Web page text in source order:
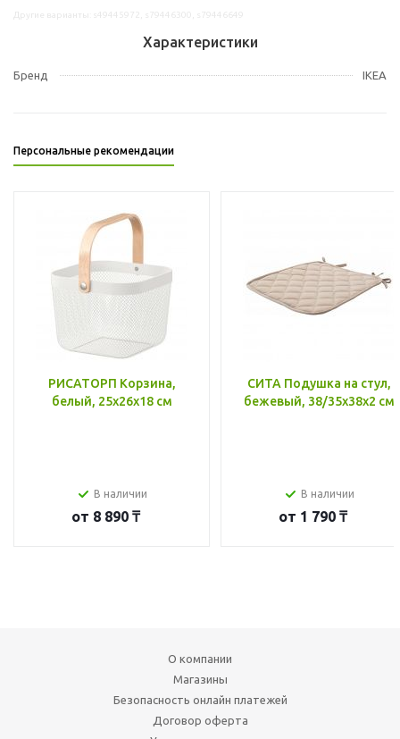
Характеристики
Бренд IKEA
Персональные рекомендации
РИСАТОРП Корзина,
белый, 25x26x18 см
В наличии
от 8 890 ₸
СИТА Подушка на стул,
бежевый, 38/35x38x2 см
В наличии
от 1 790 ₸
О компании
Магазины
Безопасность онлайн платежей
Договор оферта